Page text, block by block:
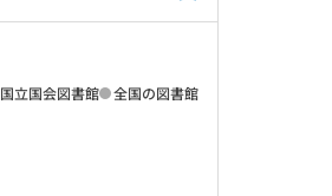
国立国会図書館 全国の図書館